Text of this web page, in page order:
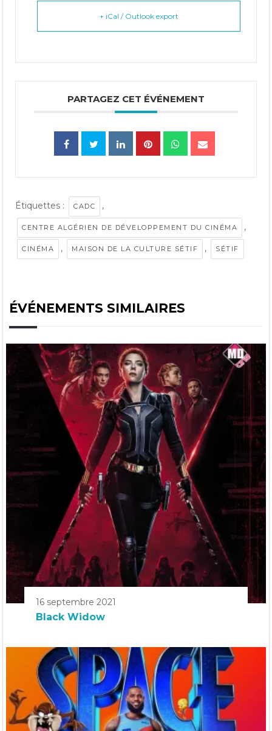
+ iCal / Outlook export
PARTAGEZ CET ÉVÉNEMENT
Étiquettes : CADC ,
CENTRE ALGÉRIEN DE DÉVELOPPEMENT DU CINÉMA ,
CINÉMA , MAISON DE LA CULTURE SÉTIF , SÉTIF
ÉVÉNEMENTS SIMILAIRES
16 septembre 2021
Black Widow